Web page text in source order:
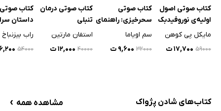
کتاب صوتی اصول
اولیه‌ی نوروفیدبک
مایکل پی کوهن
۵۹۰۰۰ ۱۷,۷۰۰ ت
کتاب صوتی
سحرخیزی: راهنمای
علمی برای تبدیل
سحرخیز
سم اویاما
۳۲۰۰۰ ۹,۶۰۰ ت
کتاب صوتی درمان
تنبلی
استفان مارتین
۴۰۰۰۰ ۱۲,۰۰۰ ت
کتاب
داستان
راب بیزنباخ
۵۴۰۰۰
کتاب‌های شادن پژواک مشاهده همه ›